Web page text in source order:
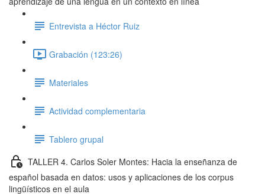
Entrevista a Héctor Ruiz
Grabación (123:26)
Materiales
Actividad complementaria
Tablero grupal
TALLER 4. Carlos Soler Montes: Hacia la enseñanza de
español basada en datos: usos y aplicaciones de los corpus
lingüísticos en el aula